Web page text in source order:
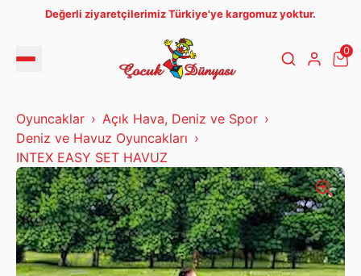
Değerli ziyaretçilerimiz Türkiye'ye kargomuz yoktur.
0
Oyuncaklar
Açık Hava, Deniz ve Spor
Deniz ve Havuz Oyuncakları
INTEX EASY SET HAVUZ